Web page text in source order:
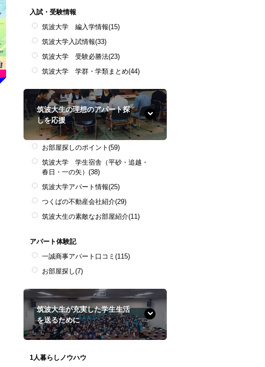
入試・受験情報
筑波大学 編入学情報(15)
筑波大学入試情報(33)
筑波大学 受験必勝法(23)
筑波大学 学群・学類まとめ(44)
筑波大生の理想のアパート探
しを応援
お部屋探しのポイント (59)
筑波大学 学生宿舎（平砂・追越・
春日・一の矢） (38)
筑波大学アパート情報(25)
つくばの不動産会社紹介(29)
筑波大生の素敵なお部屋紹介(11)
アパート体験記
一誠商事アパート口コミ (115)
お部屋探し(7)
筑波大生が充実した学生生活
を送るために
1人暮らしノウハウ